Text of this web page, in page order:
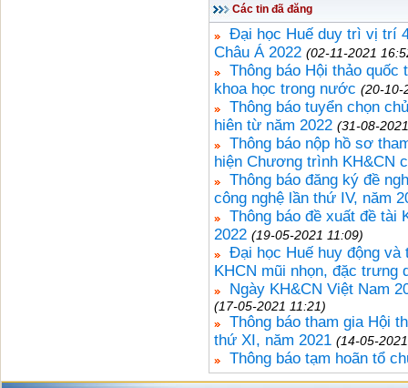
Các tin đã đăng
Đại học Huế duy trì vị trí
Châu Á 2022 (02-11-2021
Thông báo Hội thảo quốc
khoa học trong nước (20-10-
Thông báo tuyển chọn
hiên từ năm 2022 (31-08-
Thông báo nộp hồ sơ
hiện Chương trình KH&CN
Thông báo đăng ký đề
công nghệ lần thứ IV, năm
Thông báo đề xuất đề tài
2022 (19-05-2021 11:09)
Đại học Huế huy động và
KHCN mũi nhọn, đặc trưng
Ngày KH&CN Việt Nam
(17-05-2021 11:21)
Thông báo tham gia Hội
thứ XI, năm 2021 (14-05-
Thông báo tạm hoãn tổ